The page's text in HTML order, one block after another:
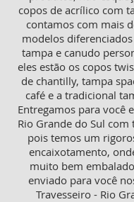
copos de acrílico com
contamos com mais
modelos
tampa e canudo
eles estão os copos
de chantilly, tampa
café e a tradicional
Entregamos para você
Rio Grande do Sul com
pois temos um
encaixotamento,
muito bem
enviado para você
Travesseiro - Rio